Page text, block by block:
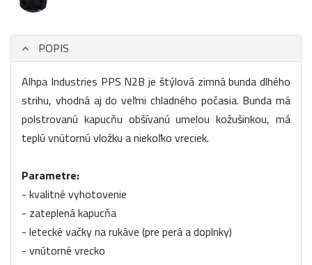
POPIS
Alhpa Industries PPS N2B je štýlová zimná bunda dlhého
strihu, vhodná aj do veľmi chladného počasia. Bunda má
polstrovanú kapucňu obšívanú umelou kožušinkou, má
teplú vnútornú vložku a niekoľko vreciek.
Parametre:
- kvalitné vyhotovenie
- zateplená kapucňa
- letecké vačky na rukáve (pre perá a doplnky)
- vnútorné vrecko